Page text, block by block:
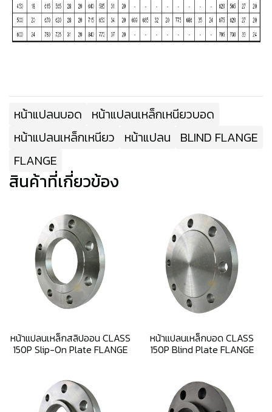
หน้าแปลนบอด หน้าแปลนเหล็กเหนียวบอด
หน้าแปลนเหล็กเหนียว หน้าแปลน BLIND FLANGE
FLANGE
สินค้าที่เกี่ยวข้อง
หน้าแปลนเหล็กสลิปออน CLASS
150P Slip-On Plate FLANGE
หน้าแปลนเหล็กบอด CLASS
150P Blind Plate FLANGE